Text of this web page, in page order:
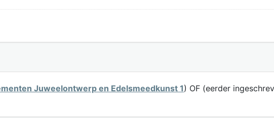
Juweelontwerp en Edelsmeedkunst 1) OF (eerder